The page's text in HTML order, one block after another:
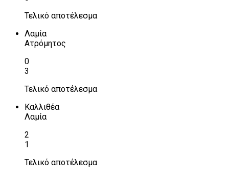
Τελικό αποτέλεσμα
Λαμία
Ατρόμητος
0
3
Τελικό αποτέλεσμα
Καλλιθέα
Λαμία
2
1
Τελικό αποτέλεσμα